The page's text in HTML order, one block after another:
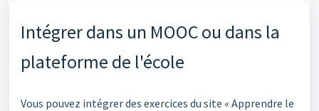
Intégrer dans un MOOC ou dans la
plateforme de l'école
Vous pouvez intégrer des exercices du site « Apprendre le